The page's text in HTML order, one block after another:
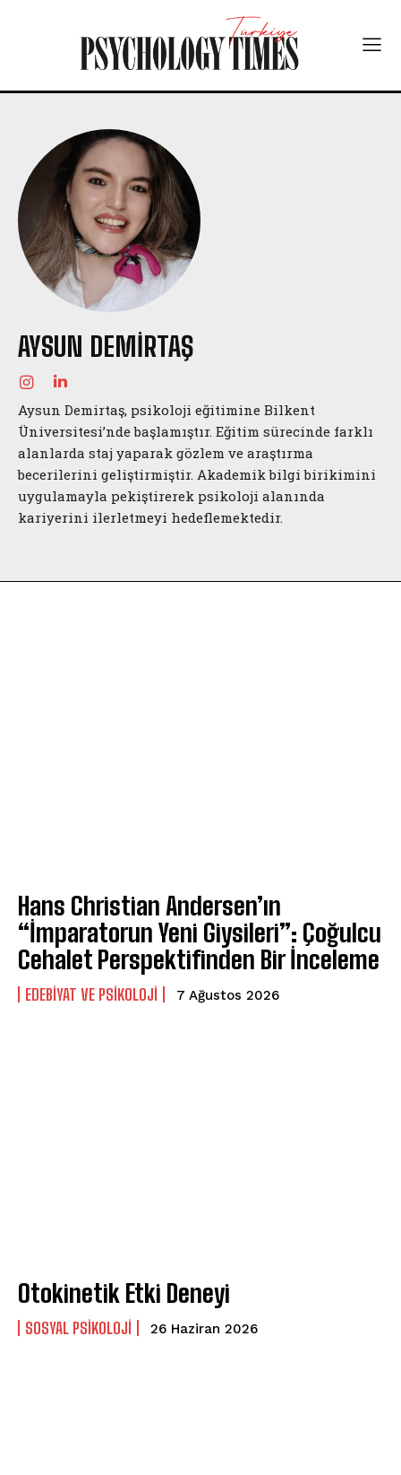
AYSUN DEMIRTAŞ
Aysun Demirtaş, psikoloji eğitimine Bilkent
Üniversitesi’nde başlamıştır. Eğitim sürecinde farklı
alanlarda staj yaparak gözlem ve araştırma
becerilerini geliştirmiştir. Akademik bilgi birikimini
uygulamayla pekiştirerek psikoloji alanında
kariyerini ilerletmeyi hedeflemektedir.
Hans Christian Andersen’ın
“İmparatorun Yeni Giysileri”: Çoğulcu
Cehalet Perspektifinden Bir İnceleme
EDEBIYAT VE PSIKOLOJI 7 Ağustos 2026
Otokinetik Etki Deneyi
SOSYAL PSIKOLOJI 26 Haziran 2026